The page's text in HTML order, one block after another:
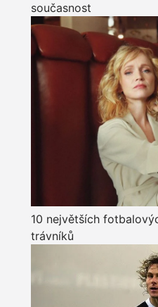
současnost
10 největších
trávníků